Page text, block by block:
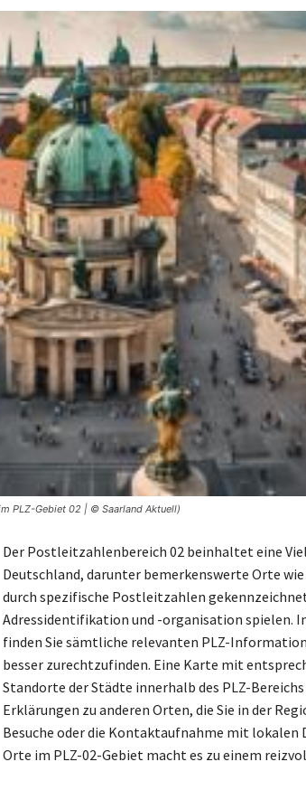
PLZ-Gebiet 02 | © Saarland Aktuell)
Der Postleitzahlenbereich 02 beinhaltet eine
Deutschland, darunter bemerkenswerte Orte
durch spezifische Postleitzahlen
Adressidentifikation und -organisation spielen.
finden Sie sämtliche relevanten PLZ-
besser zurechtzufinden. Eine Karte mit
Standorte der Städte innerhalb des PLZ-
Erklärungen zu anderen Orten, die Sie in der
Besuche oder die Kontaktaufnahme mit
Orte im PLZ-02-Gebiet macht es zu einem